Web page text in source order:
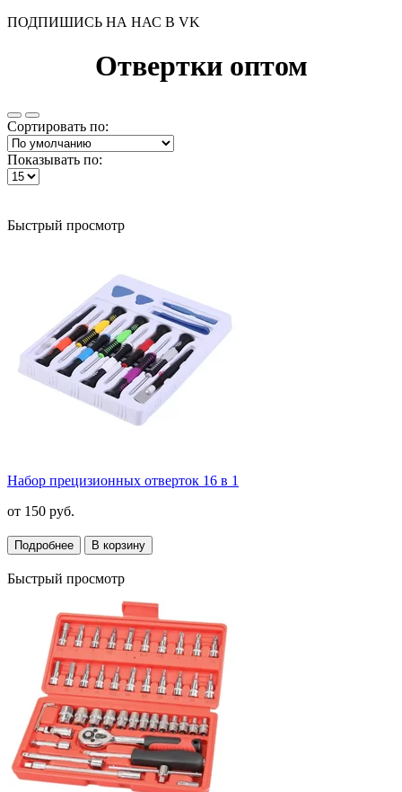
ПОДПИШИСЬ НА НАС В VK
Отвертки оптом
Сортировать по:
Показывать по:
Быстрый просмотр
Набор прецизионных отверток 16 в 1
от 150 руб.
Подробнее В корзину
Быстрый просмотр